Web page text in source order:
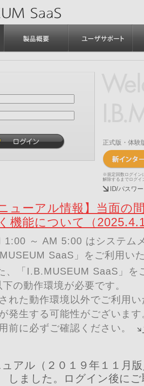
正式版・体験
※規定回数ログイン
解除するまでログイ
ID/パスワ
ニューアル情報】当面の
機能について（
～ AM 5:00 はシステム
SaaS」をご利用い
、「I.B.MUSEUM SaaS」を
の動作環境が必要です。
れた動作環境以外でご利用
発生する可能性がございます
前に必ずご確認ください。
アル（２０１９年１１月
しました。ログイン後に